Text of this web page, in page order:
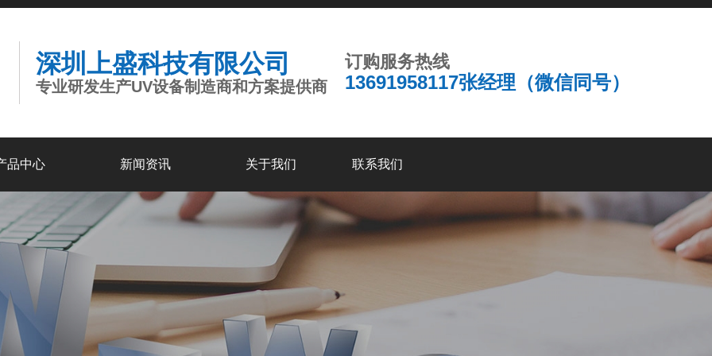
深圳上盛科技有限公司
专业研发生产UV设备制造商和方案提供商
订购服务热线
13691958117张经理（微信同号）
品中心 新闻资讯 关于我们 联系我们